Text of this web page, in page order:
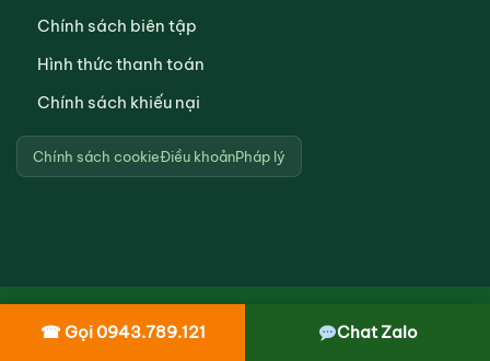
Chính sách biên tập
Hình thức thanh toán
Chính sách khiếu nại
Chính sách cookieĐiều khoảnPháp lý
☎ Gọi 0943.789.121 Chat Zalo